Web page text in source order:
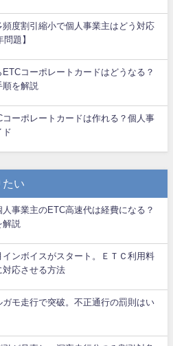
度割引縮小で個人事業主はどう対応
題】
コーポレートカードはどうなる？
を解説
コーポレートカードは作れる？個人事
ド
たい
事業主のETC高速代は経費になる？
解説
インボイスがスタート。ＥＴＣ利用料
対応させる方法
ガモ走行で突破。不正通行の罰則はい